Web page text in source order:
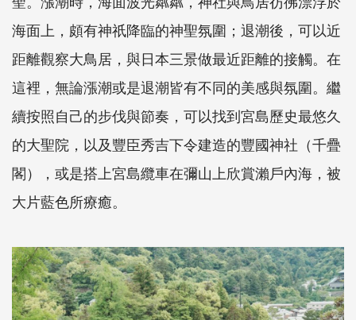
海面上，頗有神祇降臨的神聖氛圍；退潮後，可以近
距離觀察大鳥居，與日本三景做最近距離的接觸。在
這裡，無論漲潮或是退潮皆有不同的美感與氛圍。繼
續按照自己的步伐與節奏，可以找到宮島歷史最悠久
的大聖院，以及豐臣秀吉下令建造的豐國神社（千疊
閣），或是搭上宮島纜車在彌山上欣賞瀨戶內海，被
大片藍色所療癒。